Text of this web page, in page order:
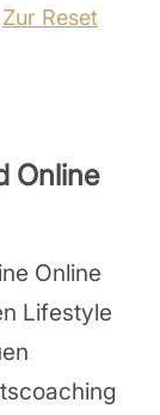
Zur Reset
Online
Online
Lifestyle